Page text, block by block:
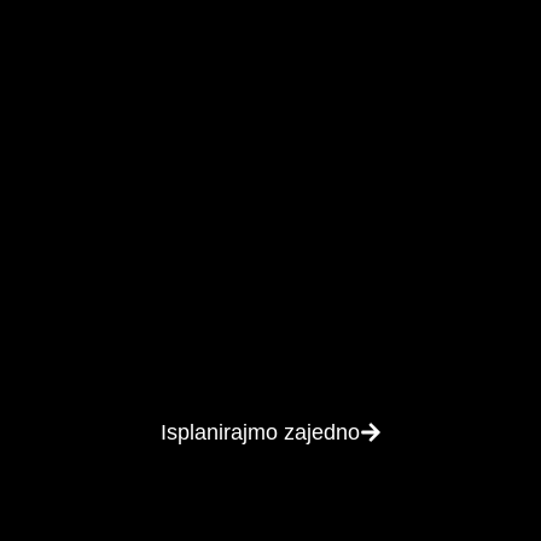
Isplanirajmo zajedno